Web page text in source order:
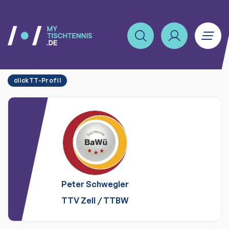
clickTT-Profil
PeterSchwegler
TTV Zell /TTBW